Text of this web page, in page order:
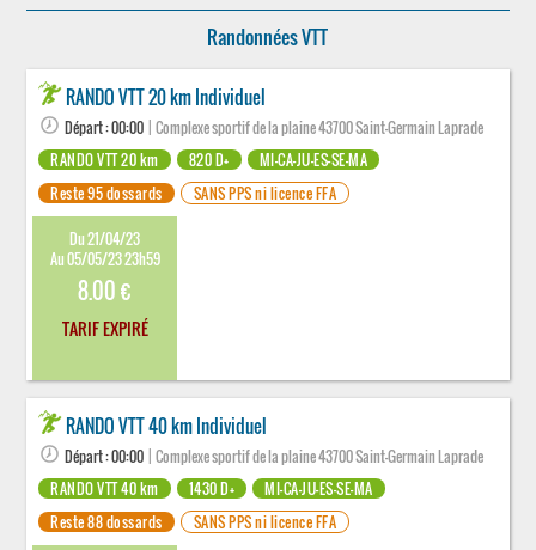
Randonnées VTT
RANDO VTT 20 km Individuel
Départ : 00:00 | Complexe sportif de la plaine 43700 Saint-Germain Laprade
RANDO VTT 20 km
820 D+
MI-CA-JU-ES-SE-MA
Reste 95 dossards
SANS PPS ni licence FFA
Du 21/04/23
Au 05/05/23 23h59
8.00 €
TARIF EXPIRÉ
RANDO VTT 40 km Individuel
Départ : 00:00 | Complexe sportif de la plaine 43700 Saint-Germain Laprade
RANDO VTT 40 km
1430 D+
MI-CA-JU-ES-SE-MA
Reste 88 dossards
SANS PPS ni licence FFA